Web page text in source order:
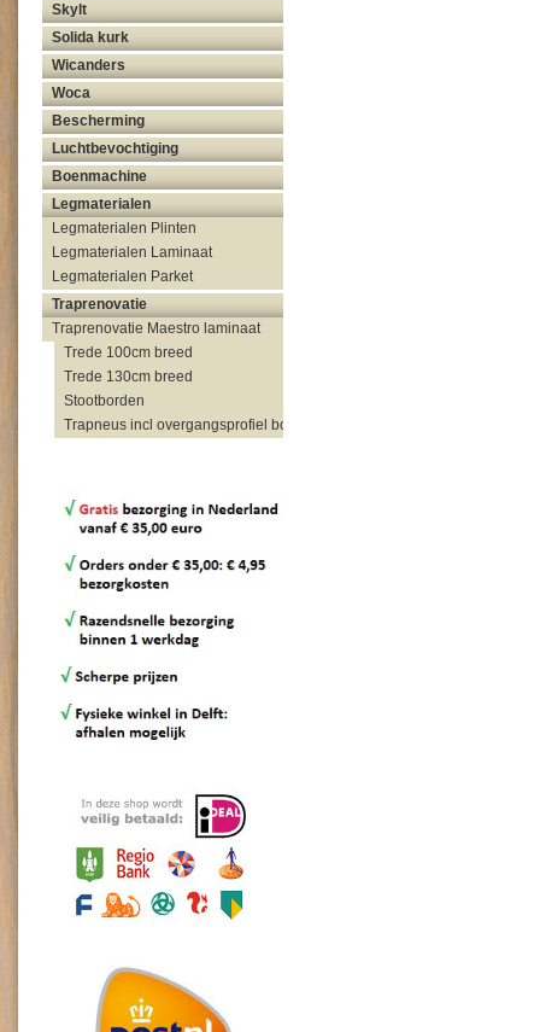
Skylt
Solida kurk
Wicanders
Woca
Bescherming
Luchtbevochtiging
Boenmachine
Legmaterialen
Legmaterialen Plinten
Legmaterialen Laminaat
Legmaterialen Parket
Traprenovatie
Traprenovatie Maestro laminaat
Trede 100cm breed
Trede 130cm breed
Stootborden
Trapneus incl overgangsprofiel bovenzijde trap